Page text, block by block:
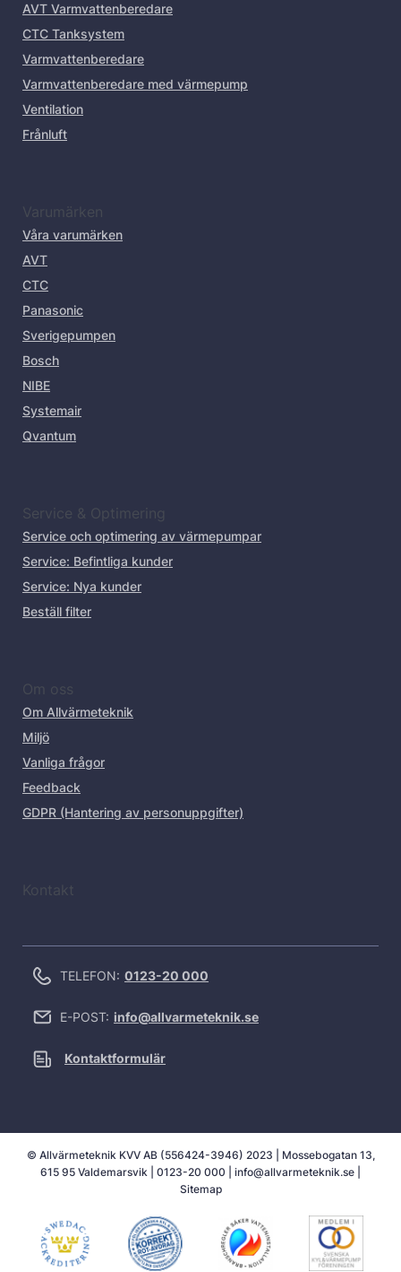
AVT Varmvattenberedare
CTC Tanksystem
Varmvattenberedare
Varmvattenberedare med värmepump
Ventilation
Frånluft
Varumärken
Våra varumärken
AVT
CTC
Panasonic
Sverigepumpen
Bosch
NIBE
Systemair
Qvantum
Service & Optimering
Service och optimering av värmepumpar
Service: Befintliga kunder
Service: Nya kunder
Beställ filter
Om oss
Om Allvärmeteknik
Miljö
Vanliga frågor
Feedback
GDPR (Hantering av personuppgifter)
Kontakt
TELEFON: 0123-20 000
E-POST: info@allvarmeteknik.se
Kontaktformulär
© Allvärmeteknik KVV AB (556424-3946) 2023 | Mossebogatan 13,
615 95 Valdemarsvik | 0123-20 000 info@allvarmeteknik.se
Sitemap